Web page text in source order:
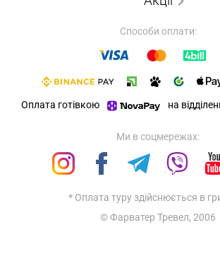
Способи оплати:
Оплата готівкою на
Ми в соцмережах:
* Оплата туру здійснюється в
© Фарватер Тревел, 2006